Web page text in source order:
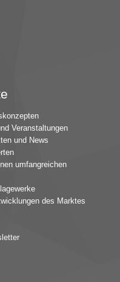
Veranstaltungen
und News
umfangreichen
des Marktes